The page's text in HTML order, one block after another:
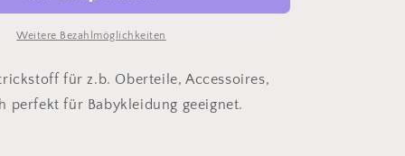
Weitere Bezahlmöglichkeiten
für z.b. Oberteile, Accessoires,
perfekt für Babykleidung geeignet.